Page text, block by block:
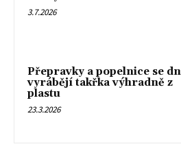
3.7.2026
Přepravky a popelnice se
vyrábějí takřka výhradně z
plastu
23.3.2026